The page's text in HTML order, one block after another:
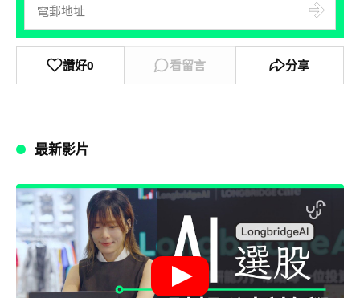
讚好0 看留言 分享
最新影片